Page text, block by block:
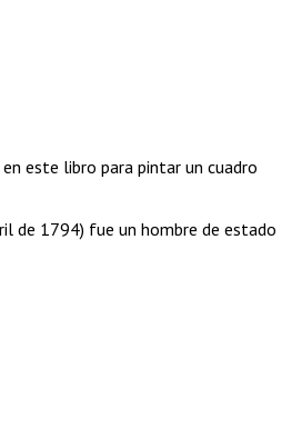
este libro para pintar un cuadro
de 1794) fue un hombre de estado